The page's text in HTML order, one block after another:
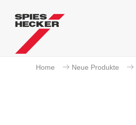
Home Neue Produkte